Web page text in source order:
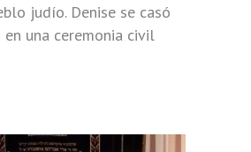
judío. Denise se casó
en una ceremonia civil